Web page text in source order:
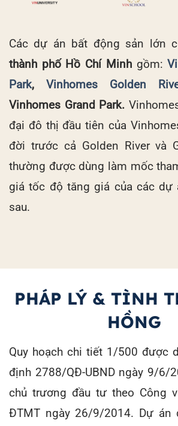
Các dự án bất động sản lớn
thành phố Hồ Chí Minhgồm:
Park, Vinhomes Golden
Vinhomes Grand Park.
đại đô thị đầu tiên của
đời trước cả Golden River và
thường được dùng làm mốc
giá tốc độ tăng giá của các dự
sau.
PHÁP LÝ & TÌNH
HỒNG
Quy hoạch chi tiết 1/500 được
định 2788/QĐ-UBND ngày 9/6/
chủ trương đầu tư theo Công
ĐTMT ngày 26/9/2014. Dự án